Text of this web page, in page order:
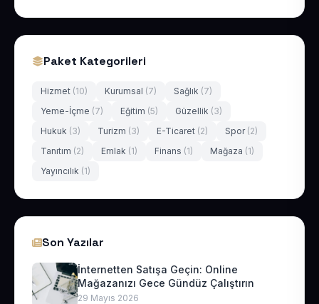
Paket Kategorileri
Hizmet (10) Kurumsal (7) Sağlık (7)
Yeme-İçme (7) Eğitim (5) Güzellik (3)
Hukuk (3) Turizm (3) E-Ticaret (2) Spor (2)
Tanıtım (2) Emlak (1) Finans (1) Mağaza (1)
Yayıncılık (1)
Son Yazılar
İnternetten Satışa Geçin: Online
Mağazanızı Gece Gündüz Çalıştırın
29 Mayıs 2026